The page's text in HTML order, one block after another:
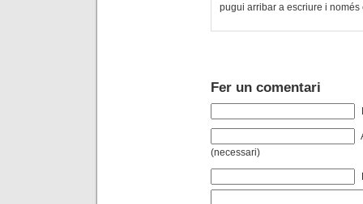
pugui arribar a escriure i
Fer un comentari
(necessari)